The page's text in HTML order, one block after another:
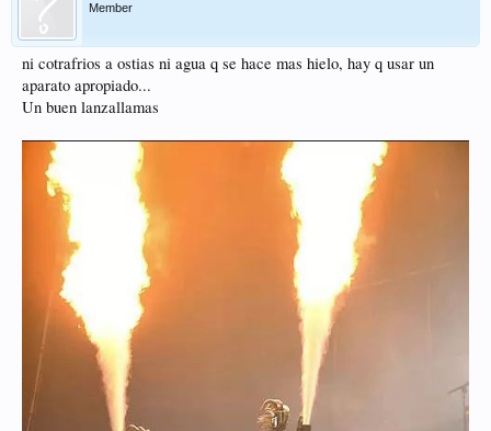
Member
ni cotrafrios a ostias ni agua q se hace mas hielo, hay q usar un
aparato apropiado...
Un buen lanzallamas